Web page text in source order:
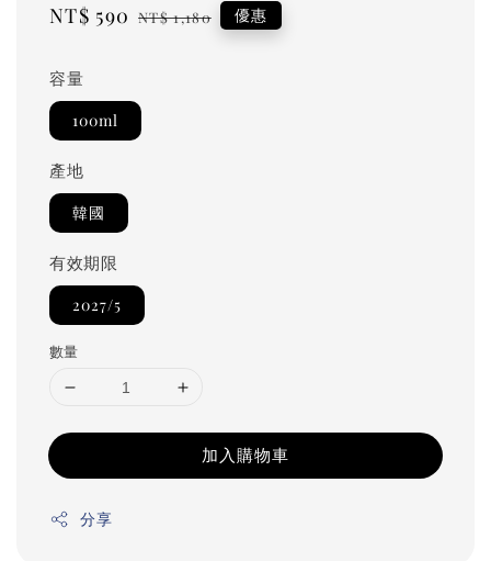
Sale
NT$ 590 Regular
NT$ 1,180 優惠
容量
100ml
產地
韓國
有效期限
2027/5
數量
加入購物車
分享